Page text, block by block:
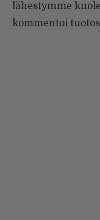
lähestymme
kommentoi